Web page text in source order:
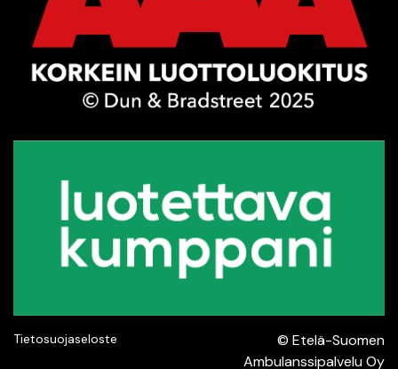
Tietosuojaseloste
© Etelä-Suomen
Ambulanssi­palvelu Oy